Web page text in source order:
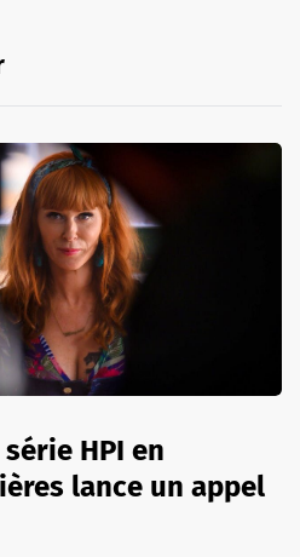
HPI en
lance un appel